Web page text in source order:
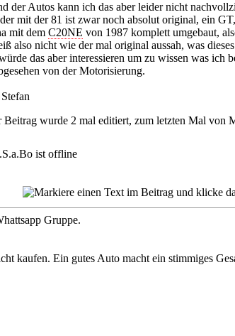
der Autos kann ich das aber leider nicht
mit der 81 ist zwar noch absolut original, ein
mit dem C20NE von 1987 komplett umgebaut,
also nicht wie der mal original aussah, was
das aber interessieren um zu wissen was ich
von der Motorisierung.
Beitrag wurde 2 mal editiert, zum letzten Mal von
Gruppe.
kaufen. Ein gutes Auto macht ein stimmiges